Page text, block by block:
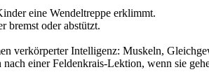
eine Wendeltreppe erklimmt.
bremst oder abstützt.
verkörperter Intelligenz: Muskeln,
einer Feldenkrais-Lektion, wenn sie